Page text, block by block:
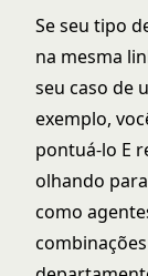
Se seu tipo
na mesma
seu caso de
exemplo,
pontuá-lo E
olhando
como